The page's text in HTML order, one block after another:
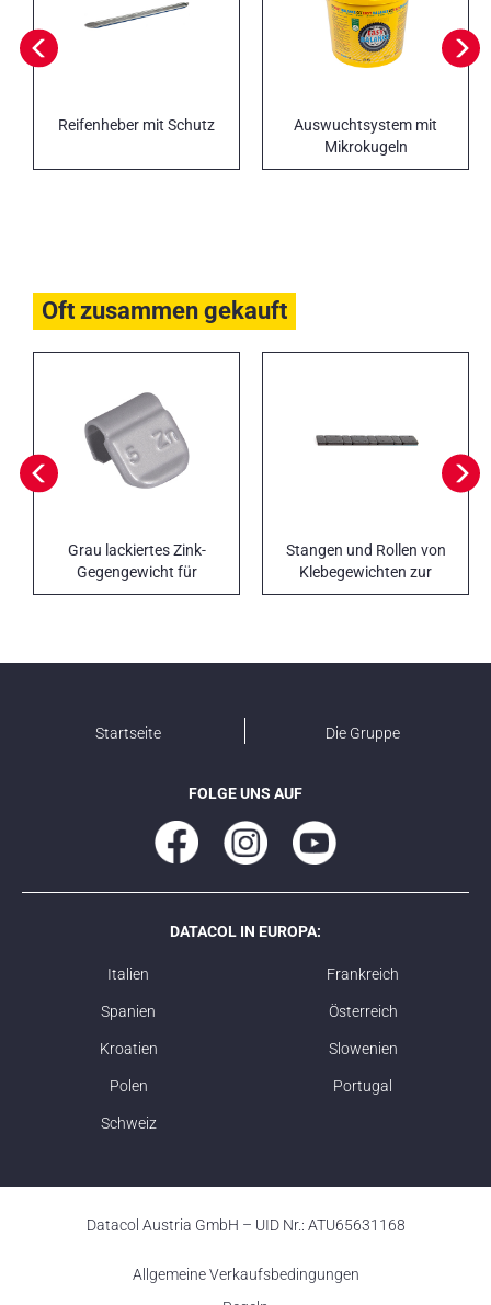
Reifenheber mit Schutz
Auswuchtsystem mit
Mikrokugeln
Oft zusammen gekauft
Grau lackiertes Zink-
Gegengewicht für
Leichtmetallfelgen
Stangen und Rollen von
Klebegewichten zur
Reifenwuchtung
Startseite Die Gruppe
FOLGE UNS AUF
DATACOL IN EUROPA:
Italien Frankreich
Spanien Österreich
Kroatien Slowenien
Polen Portugal
Schweiz
Datacol Austria GmbH – UID Nr.: ATU65631168
Allgemeine Verkaufsbedingungen